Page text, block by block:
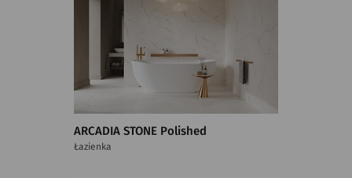
ARCADIA STONE Polished
Łazienka